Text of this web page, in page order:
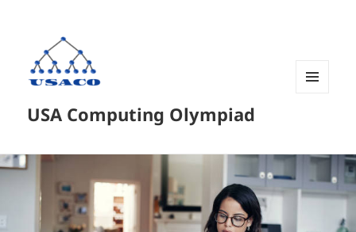
USA Computing Olympiad